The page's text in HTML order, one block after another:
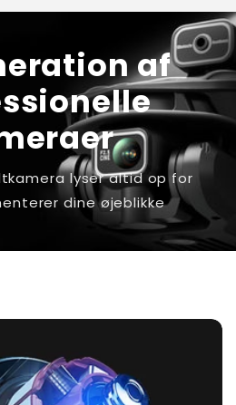
af
lyser altid op for
dine øjeblikke